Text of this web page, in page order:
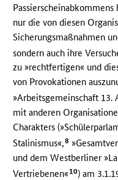
nur die von diesen
Sicherungsmaßnahmen
sondern auch ihre
zu »rechtfertigen« und
von Provokationen
»Arbeitsgemeinschaft 13.
mit anderen
Charakters
Stalinismus«,8
und dem Westberliner
Vertriebenen«10) am